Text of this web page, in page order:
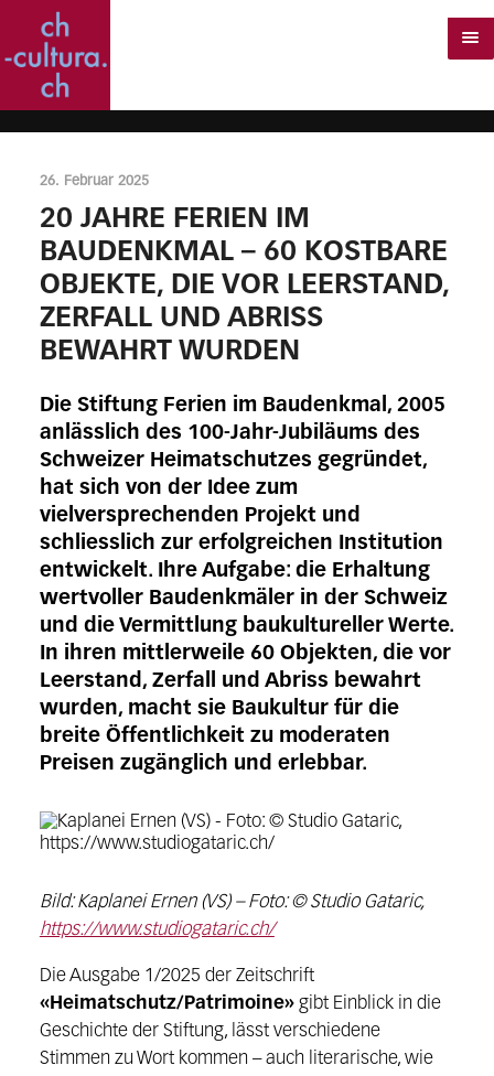
26. Februar 2025
20 JAHRE FERIEN IM
BAUDENKMAL – 60 KOSTBARE
OBJEKTE, DIE VOR LEERSTAND,
ZERFALL UND ABRISS
BEWAHRT WURDEN
Die Stiftung Ferien im Baudenkmal, 2005
anlässlich des 100-Jahr-Jubiläums des
Schweizer Heimatschutzes gegründet,
hat sich von der Idee zum
vielversprechenden Projekt und
schliesslich zur erfolgreichen Institution
entwickelt. Ihre Aufgabe: die Erhaltung
wertvoller Baudenkmäler in der Schweiz
und die Vermittlung baukultureller Werte.
In ihren mittlerweile 60 Objekten, die vor
Leerstand, Zerfall und Abriss bewahrt
wurden, macht sie Baukultur für die
breite Öffentlichkeit zu moderaten
Preisen zugänglich und erlebbar.
Bild: Kaplanei Ernen (VS) – Foto: © Studio Gataric,
https://www.studiogataric.ch/
Die Ausgabe 1/2025 der Zeitschrift
«Heimatschutz/Patrimoine»gibt Einblick in die
Geschichte der Stiftung, lässt verschiedene
Stimmen zu Wort kommen – auch literarische, wie